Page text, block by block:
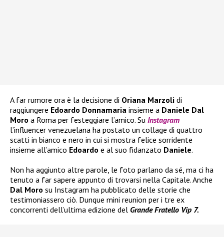
A far rumore ora è la decisione di Oriana Marzoli di
raggiungere Edoardo Donnamaria insieme a Daniele Dal
Moro a Roma per festeggiare l’amico. Su Instagram
l’influencer venezuelana ha postato un collage di quattro
scatti in bianco e nero in cui si mostra felice sorridente
insieme all’amico Edoardo e al suo fidanzato Daniele.
Non ha aggiunto altre parole, le foto parlano da sé, ma ci ha
tenuto a far sapere appunto di trovarsi nella Capitale. Anche
Dal Moro su Instagram ha pubblicato delle storie che
testimoniassero ciò. Dunque mini reunion per i tre ex
concorrenti dell’ultima edizione del Grande Fratello Vip 7.